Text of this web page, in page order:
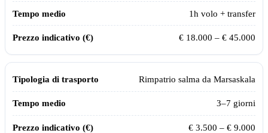
1h volo + transfer
€ 18.000 – € 45.000
Rimpatrio salma da Marsaskala
3–7 giorni
€ 3.500 – € 9.000